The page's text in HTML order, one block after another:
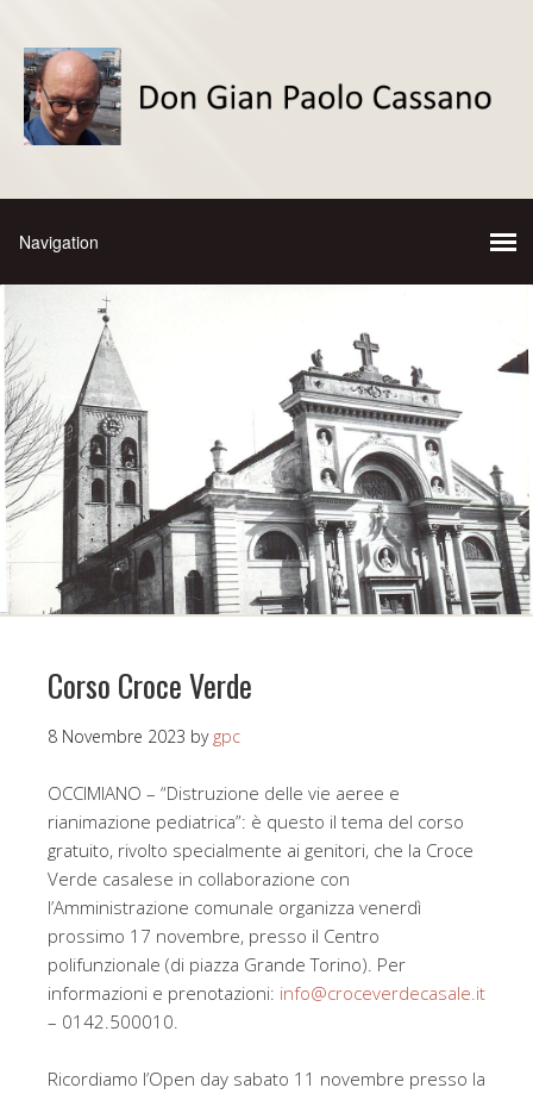
Corso Croce Verde
8 Novembre 2023 by gpc
OCCIMIANO – “Distruzione delle vie aeree e
rianimazione pediatrica”: è questo il tema del corso
gratuito, rivolto specialmente ai genitori, che la Croce
Verde casalese in collaborazione con
l’Amministrazione comunale organizza venerdì
prossimo 17 novembre, presso il Centro
polifunzionale (di piazza Grande Torino). Per
informazioni e prenotazioni: info@croceverdecasale.it
– 0142.500010.
Ricordiamo l’Open day sabato 11 novembre presso la